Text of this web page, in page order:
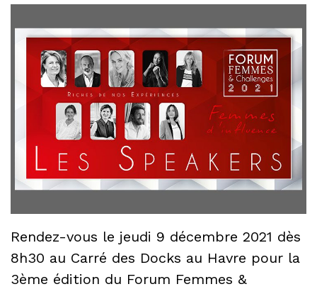
Rendez-vous le jeudi 9 décembre 2021 dès
8h30 au Carré des Docks au Havre pour la
3ème édition du Forum Femmes &